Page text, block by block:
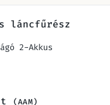
láncfűrész
(AAM)